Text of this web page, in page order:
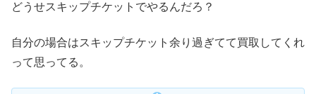
どうせスキップチケットでやるんだろ？
自分の場合はスキップチケット余り過ぎてて買取してくれ
って思ってる。